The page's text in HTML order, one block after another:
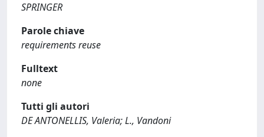
SPRINGER
Parole chiave
requirements reuse
Fulltext
none
Tutti gli autori
DE ANTONELLIS, Valeria; L., Vandoni